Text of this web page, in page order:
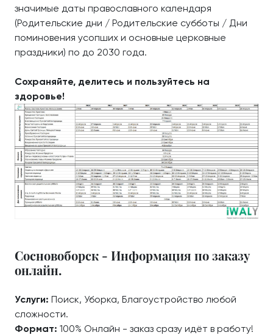
значимые даты православного календаря
(Родительские дни / Родительские субботы / Дни
поминовения усопших и основные церковные
праздники) по до 2030 года.
Сохраняйте, делитесь и пользуйтесь на
здоровье!
Сосновоборск - Информация по заказу
онлайн.
Услуги: Поиск, Уборка, Благоустройство любой
сложности.
Формат: 100% Онлайн - заказ сразу идёт в работу!